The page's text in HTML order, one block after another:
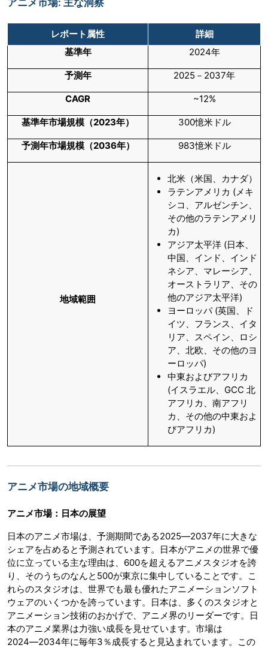
レポート属性
詳細
基準年
2024年
予測年 2025－2037年
CAGR ~12%
基準年市場規模（2023年） 300憶米ドル
予測年市場規模（2036年） 983憶米ドル
地域範囲
北米（米国、カナダ）
ラテンアメリカ (メキ
シコ、アルゼンチン、
その他のラテンアメリ
カ)
アジア太平洋 (日本、
中国、インド、インド
ネシア、マレーシア、
オーストラリア、その
他のアジア太平洋)
ヨーロッパ (英国、ド
イツ、フランス、イタ
リア、スペイン、ロシ
ア、北欧、その他のヨ
ーロッパ)
中東およびアフリカ
(イスラエル、GCC 北
アフリカ、南アフリ
カ、その他の中東およ
びアフリカ)
アニメ市場の地域概要
アニメ市場：日本の展望
日本のアニメ市場は、予測期間である2025―2037年に大きな
シェアを占めると予測されています。日本がアニメの世界で優
位に立っている主な理由は、600を超えるアニメスタジオを誇
り、そのうちのなんと500が東京に集中していることです。こ
れらのスタジオは、世界でも最も優れたアニメーションソフト
ウェアのいくつかを誇っています。日本は、多くのスタジオと
アニメーション技術のおかげで、アニメ界のリーダーです。日
本のアニメ業界は力強い成長を見せています。市場は
2024―2034年に毎年3％成長すると見込まれています。この